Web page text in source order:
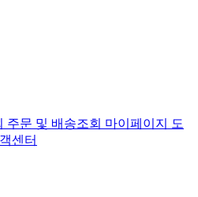
주문 및 배송조회 마이페이지
도
센터